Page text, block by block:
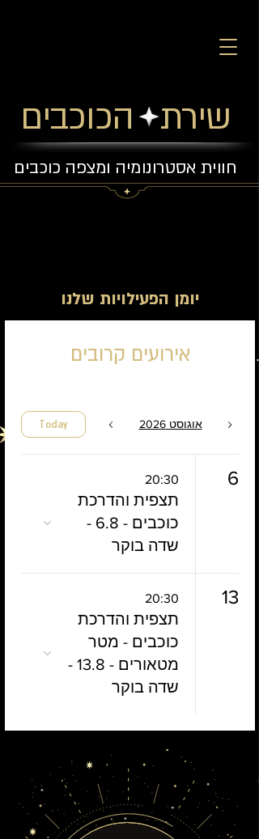
שירת הכוכבים
חווית אסטרונומיה ומצפה כוכבים
יומן הפעילויות שלנו
אירועים קרובים
אוגוסט 2026 Today
6
20:30
תצפית והדרכת
כוכבים - 6.8 -
שדה בוקר
13
20:30
תצפית והדרכת
כוכבים - מטר
מטאורים - 13.8 -
שדה בוקר